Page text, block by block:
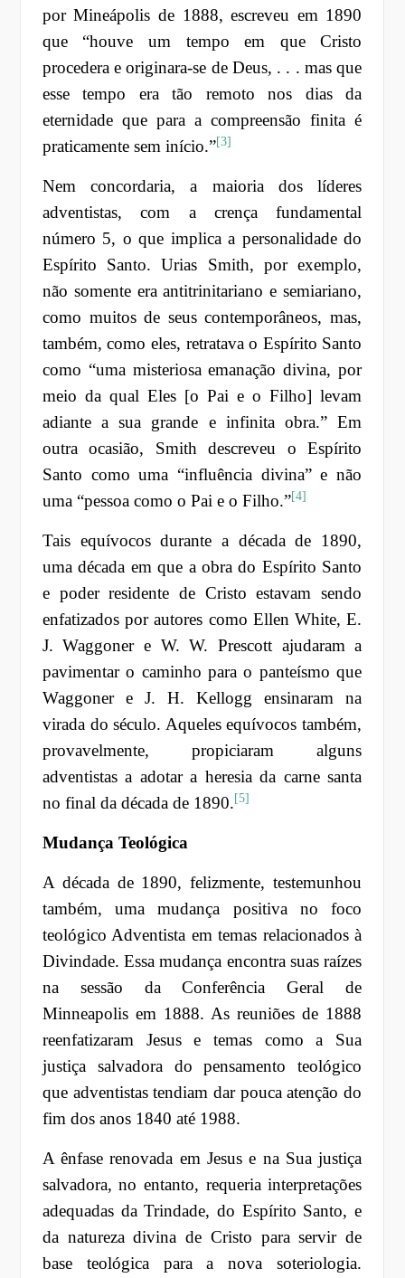
por Mineápolis de 1888, escreveu em 1890
que “houve um tempo em que Cristo
procedera e originara-se de Deus, . . . mas que
esse tempo era tão remoto nos dias da
eternidade que para a compreensão finita é
praticamente sem início.”[3]
Nem concordaria, a maioria dos líderes
adventistas, com a crença fundamental
número 5, o que implica a personalidade do
Espírito Santo. Urias Smith, por exemplo,
não somente era antitrinitariano e semiariano,
como muitos de seus contemporâneos, mas,
também, como eles, retratava o Espírito Santo
como “uma misteriosa emanação divina, por
meio da qual Eles [o Pai e o Filho] levam
adiante a sua grande e infinita obra.” Em
outra ocasião, Smith descreveu o Espírito
Santo como uma “influência divina” e não
uma “pessoa como o Pai e o Filho.”[4]
Tais equívocos durante a década de 1890,
uma década em que a obra do Espírito Santo
e poder residente de Cristo estavam sendo
enfatizados por autores como Ellen White, E.
J. Waggoner e W. W. Prescott ajudaram a
pavimentar o caminho para o panteísmo que
Waggoner e J. H. Kellogg ensinaram na
virada do século. Aqueles equívocos também,
provavelmente, propiciaram alguns
adventistas a adotar a heresia da carne santa
no final da década de 1890. [5]
Mudança Teológica
A década de 1890, felizmente, testemunhou
também, uma mudança positiva no foco
teológico Adventista em temas relacionados à
Divindade. Essa mudança encontra suas raízes
na sessão da Conferência Geral de
Minneapolis em 1888. As reuniões de 1888
reenfatizaram Jesus e temas como a Sua
justiça salvadora do pensamento teológico
que adventistas tendiam dar pouca atenção do
fim dos anos 1840 até 1988.
A ênfase renovada em Jesus e na Sua justiça
salvadora, no entanto, requeria interpretações
adequadas da Trindade, do Espírito Santo, e
da natureza divina de Cristo para servir de
base teológica para a nova soteriologia.